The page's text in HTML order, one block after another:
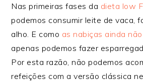
Nas primeiras fases da dieta low
podemos consumir leite de vaca,
alho. E como as nabiças ainda
apenas podemos fazer
Por esta razão, não podemos
refeições com a versão clássica